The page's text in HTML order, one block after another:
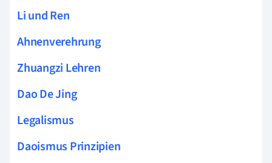
Li und Ren
Ahnenverehrung
Zhuangzi Lehren
Dao De Jing
Legalismus
Daoismus Prinzipien